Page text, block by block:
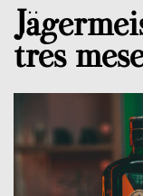
tres